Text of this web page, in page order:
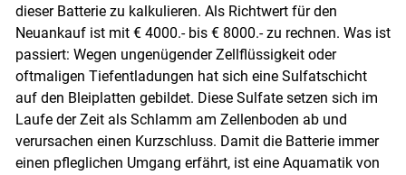
dieser Batterie zu kalkulieren. Als Richtwert für den
Neuankauf ist mit € 4000.- bis € 8000.- zu rechnen. Was ist
passiert: Wegen ungenügender Zellflüssigkeit oder
oftmaligen Tiefentladungen hat sich eine Sulfatschicht
auf den Bleiplatten gebildet. Diese Sulfate setzen sich im
Laufe der Zeit als Schlamm am Zellenboden ab und
verursachen einen Kurzschluss. Damit die Batterie immer
einen pfleglichen Umgang erfährt, ist eine Aquamatik von